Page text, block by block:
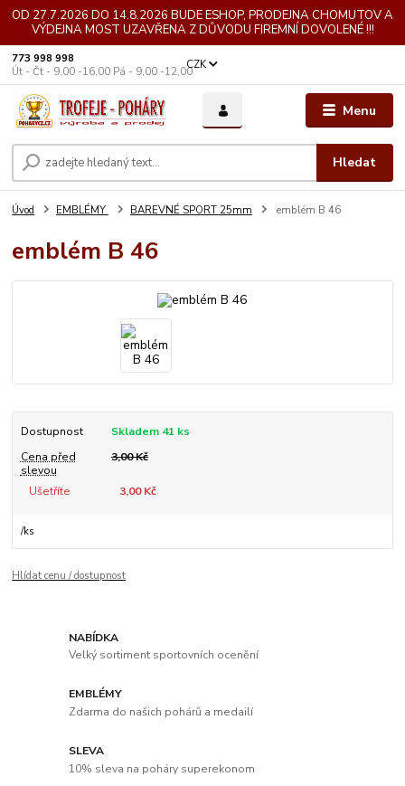
OD 27.7.2026 DO 14.8.2026 BUDE ESHOP, PRODEJNA CHOMUTOV A
VÝDEJNA MOST UZAVŘENA Z DŮVODU FIREMNÍ DOVOLENÉ !!!
Menu
CZK
Hledat
773 998 998
Út - Čt - 9,00 -16,00 Pá - 9,00 -12,00
Úvod EMBLÉMY BAREVNÉ SPORT 25mm emblém B 46
emblém B 46
Dostupnost
Skladem 41 ks
Cena před
slevou
3,00 Kč
Ušetříte 3,00 Kč
/ks
Hlídat cenu / dostupnost
NABÍDKA
Velký sortiment sportovních ocenění
EMBLÉMY
Zdarma do našich pohárů a medailí
SLEVA
10% sleva na poháry superekonom